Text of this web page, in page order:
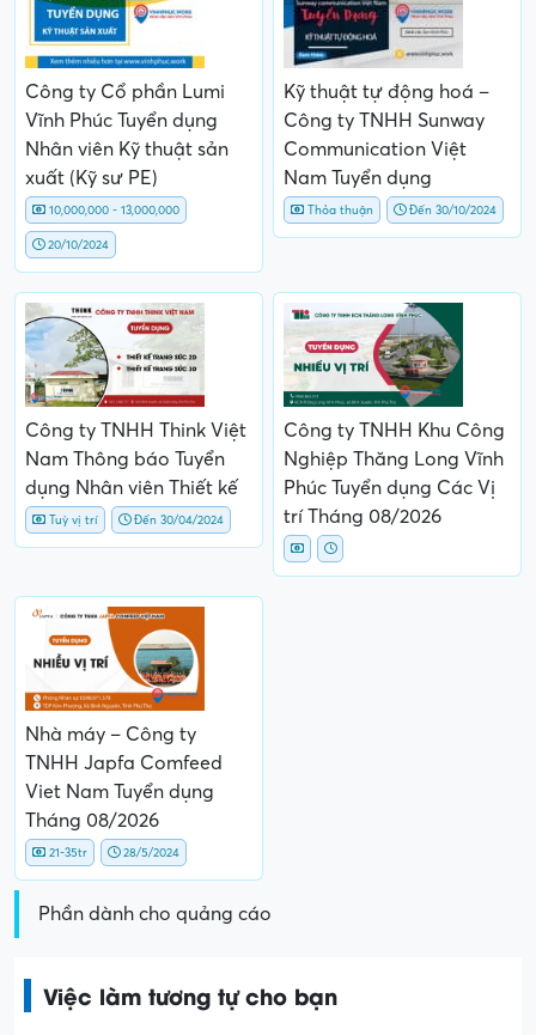
Công ty Cổ phần Lumi
Vĩnh Phúc Tuyển dụng
Nhân viên Kỹ thuật sản
xuất (Kỹ sư PE)
10,000,000 - 13,000,000
20/10/2024
Kỹ thuật tự động hoá –
Công ty TNHH Sunway
Communication Việt
Nam Tuyển dụng
Thỏa thuận Đến 30/10/2024
Công ty TNHH Think Việt
Nam Thông báo Tuyển
dụng Nhân viên Thiết kế
Tuỳ vị trí Đến 30/04/2024
Công ty TNHH Khu Công
Nghiệp Thăng Long Vĩnh
Phúc Tuyển dụng Các Vị
trí Tháng 08/2026
Nhà máy – Công ty
TNHH Japfa Comfeed
Viet Nam Tuyển dụng
Tháng 08/2026
21-35tr 28/5/2024
Phần dành cho quảng cáo
Việc làm tương tự cho bạn